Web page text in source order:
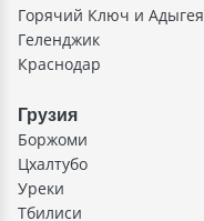
Горячий Ключ и Адыгея
Геленджик
Краснодар
Грузия
Боржоми
Цхалтубо
Уреки
Тбилиси